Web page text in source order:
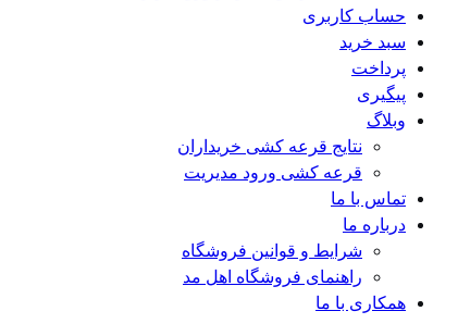
حساب کاربری
سبد خرید
پرداخت
پیگیری
وبلاگ
نتایج قرعه کشی خریداران
قرعه کشی ورود مدیریت
تماس با ما
درباره ما
شرایط و قوانین فروشگاه
راهنمای فروشگاه اهل مد
همکاری با ما